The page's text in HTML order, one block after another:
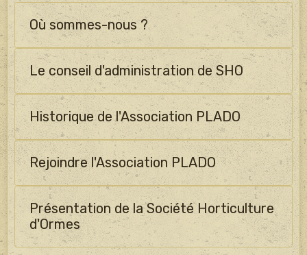
Où sommes-nous ?
Le conseil d'administration de SHO
Historique de l'Association PLADO
Rejoindre l'Association PLADO
Présentation de la Société Horticulture
d'Ormes